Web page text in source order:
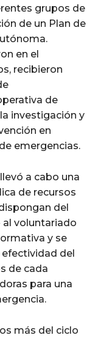
grupos de
de un Plan de
en el
recibieron
de
investigación y
en
emergencias.
a cabo una
de recursos
del
al voluntariado
y se
del
de cada
para una
más del ciclo